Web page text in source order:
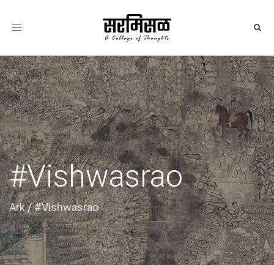
Toggle
#Vishwasrao
Ark/#Vishwasrao